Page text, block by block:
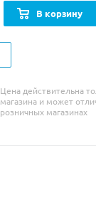
В корзину
Цена действительна
магазина и может
розничных магазинах